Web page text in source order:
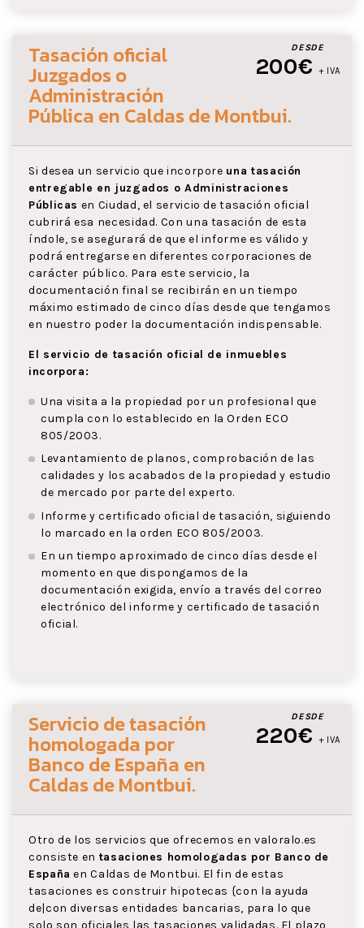
DESDE
200€ + IVA
Tasación oficial
Juzgados o
Administración
Pública en Caldas de Montbui.
Si desea un servicio que incorpore una tasación
entregable en juzgados o Administraciones
Públicas en Ciudad, el servicio de tasación oficial
cubrirá esa necesidad. Con una tasación de esta
índole, se asegurará de que el informe es válido y
podrá entregarse en diferentes corporaciones de
carácter público. Para este servicio, la
documentación final se recibirán en un tiempo
máximo estimado de cinco días desde que tengamos
en nuestro poder la documentación indispensable.
El servicio de tasación oficial de inmuebles
incorpora:
Una visita a la propiedad por un profesional que
cumpla con lo establecido en la Orden ECO
805/2003.
Levantamiento de planos, comprobación de las
calidades y los acabados de la propiedad y estudio
de mercado por parte del experto.
Informe y certificado oficial de tasación, siguiendo
lo marcado en la orden ECO 805/2003.
En un tiempo aproximado de cinco días desde el
momento en que dispongamos de la
documentación exigida, envío a través del correo
electrónico del informe y certificado de tasación
oficial.
DESDE
220€ + IVA
Servicio de tasación
homologada por
Banco de España en
Caldas de Montbui.
Otro de los servicios que ofrecemos en valoralo.es
consiste en tasaciones homologadas por Banco de
España en Caldas de Montbui. El fin de estas
tasaciones es construir hipotecas {con la ayuda
de|con diversas entidades bancarias, para lo que
solo son oficiales las tasaciones validadas. El plazo